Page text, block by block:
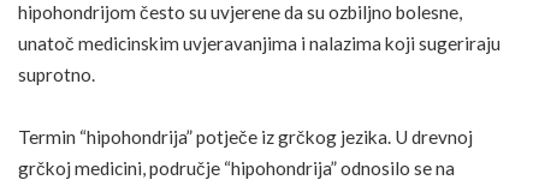
hipohondrijom često su uvjerene da su ozbiljno bolesne,
unatoč medicinskim uvjeravanjima i nalazima koji sugeriraju
suprotno.
Termin “hipohondrija” potječe iz grčkog jezika. U drevnoj
grčkoj medicini, područje “hipohondrija” odnosilo se na